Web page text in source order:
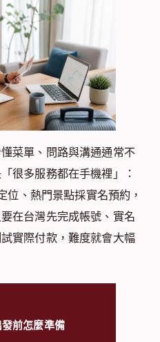
菜單、問路與溝通通常不
很多服務都在手機裡」：
、熱門景點採實名預約，
在台灣先完成帳號、實名
實際付款，難度就會大幅
發前怎麼準備